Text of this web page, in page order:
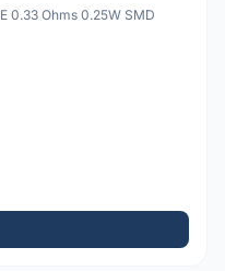
0.33 Ohms 0.25W SMD